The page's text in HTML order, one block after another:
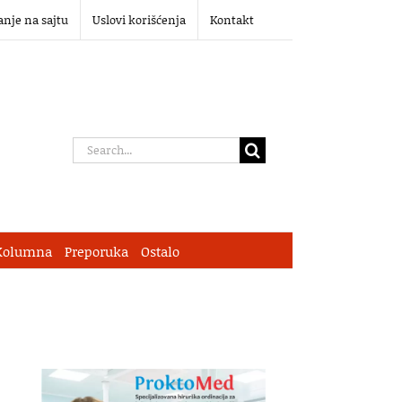
na sajtu Uslovi korišćenja Kontakt
Search
Preporuka Ostalo